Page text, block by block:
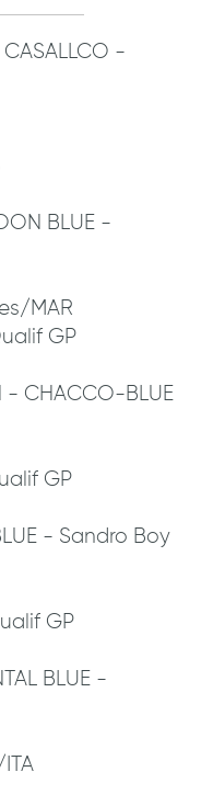
CASALLCO -
BLUE -
MAR
GP
- CHACCO-BLUE
GP
- Sandro Boy
GP
BLUE -